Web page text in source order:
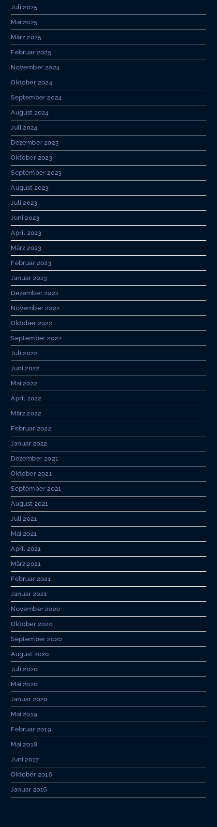
Juli 2025
Mai 2025
März 2025
Februar 2025
November 2024
Oktober 2024
September 2024
August 2024
Juli 2024
Dezember 2023
Oktober 2023
September 2023
August 2023
Juli 2023
Juni 2023
April 2023
März 2023
Februar 2023
Januar 2023
Dezember 2022
November 2022
Oktober 2022
September 2022
Juli 2022
Juni 2022
Mai 2022
April 2022
März 2022
Februar 2022
Januar 2022
Dezember 2021
Oktober 2021
September 2021
August 2021
Juli 2021
Mai 2021
April 2021
März 2021
Februar 2021
Januar 2021
November 2020
Oktober 2020
September 2020
August 2020
Juli 2020
Mai 2020
Januar 2020
Mai 2019
Februar 2019
Mai 2018
Juni 2017
Oktober 2016
Januar 2016